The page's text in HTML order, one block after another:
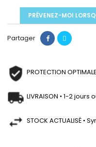
PRÉVENEZ-MOI
Partager
PROTECTION
LIVRAISON • 1-2
STOCK ACTUALISÉ •